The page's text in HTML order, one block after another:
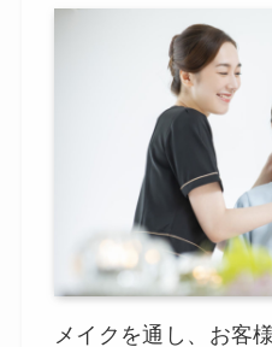
メイクを通し、お客